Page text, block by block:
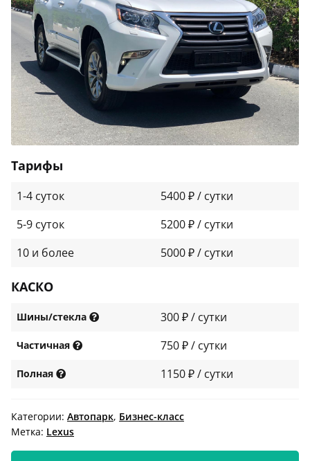
Тарифы
1-4 суток
5400 ₽ / сутки
5-9 суток
5200 ₽ / сутки
10 и более
5000 ₽ / сутки
КАСКО
Шины/стекла 300 ₽ / сутки
Частичная 750 ₽ / сутки
Полная 1150 ₽ / сутки
Категории: Автопарк, Бизнес-класс
Метка: Lexus